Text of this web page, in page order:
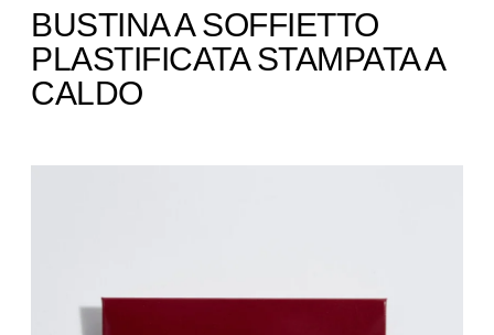
BUSTINA A SOFFIETTO
PLASTIFICATA STAMPATA A
CALDO